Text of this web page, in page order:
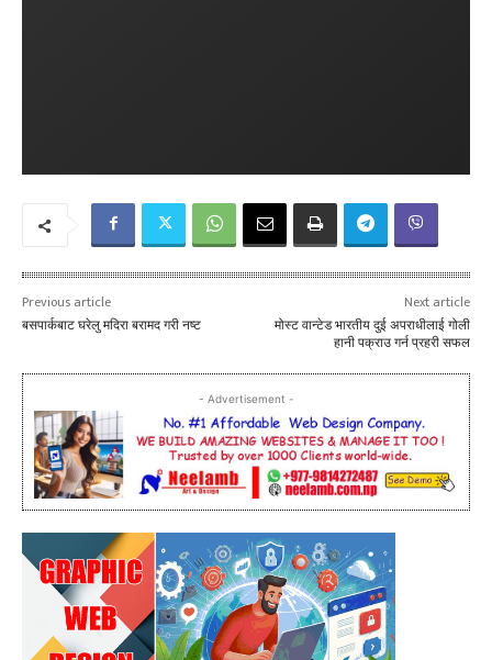
Previous article
बसपार्कबाट घरेलु मदिरा बरामद गरी नष्ट
Next article
मोस्ट वान्टेड भारतीय दुई अपराधीलाई गोली
हानी पक्राउ गर्न प्रहरी सफल
- Advertisement -